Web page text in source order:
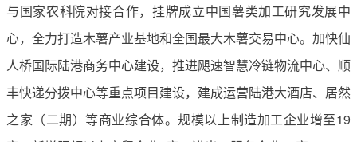
与国家农科院对接合作，挂牌成立中国薯类加工研究发展中
心，全力打造木薯产业基地和全国最大木薯交易中心。加快仙
人桥国际陆港商务中心建设，推进飓速智慧冷链物流中心、顺
丰快递分拨中心等重点项目建设，建成运营陆港大酒店、居然
之家（二期）等商业综合体。规模以上制造加工企业增至19